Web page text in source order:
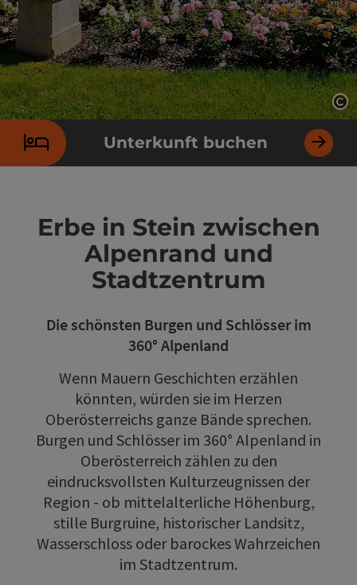
Unterkunft buchen
Erbe in Stein zwischen
Alpenrand und
Stadtzentrum
Die schönsten Burgen und Schlösser im
360° Alpenland
Wenn Mauern Geschichten erzählen
könnten, würden sie im Herzen
Oberösterreichs ganze Bände sprechen.
Burgen und Schlösser im 360° Alpenland in
Oberösterreich zählen zu den
eindrucksvollsten Kulturzeugnissen der
Region - ob mittelalterliche Höhenburg,
stille Burgruine, historischer Landsitz,
Wasserschloss oder barockes Wahrzeichen
im Stadtzentrum.